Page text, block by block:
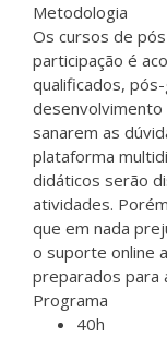
Metodologia
Os cursos de
participação é
qualificados,
sanarem as
plataforma
didáticos serão
atividades.
que em nada
o suporte online
preparados para
Programa
40h